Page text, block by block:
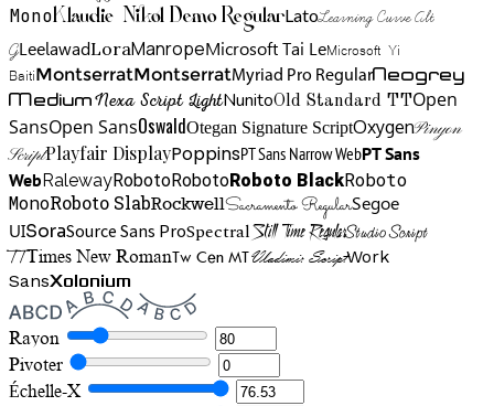
MonoKlaudie Nikol Demo RegularLatoLearning Curve Alt
GLeelawadLoraManropeMicrosoft Tai LeMicrosoft Yi
BaitiMontserratMontserratMyriad Pro RegularNeogrey
MediumNexa Script LightNunitoOld Standard TTOpen
SansOpen SansOswaldOtegan Signature ScriptOxygenPinyon
ScriptPlayfair DisplayPoppinsPT Sans Narrow WebPT Sans
WebRalewayRobotoRobotoRoboto BlackRoboto
MonoRoboto SlabRockwellSacramento RegularSegoe
UISoraSource Sans ProSpectralStill Time RegularStudio Script
TTTimes New RomanTw Cen MTVladimir ScriptWork
SansXolonium
Rayon
Pivoter
Échelle-X